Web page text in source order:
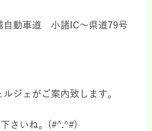
動車道 小諸 IC～県道79号
ルジェがご案内致します。
さいね。 (#^.^#)